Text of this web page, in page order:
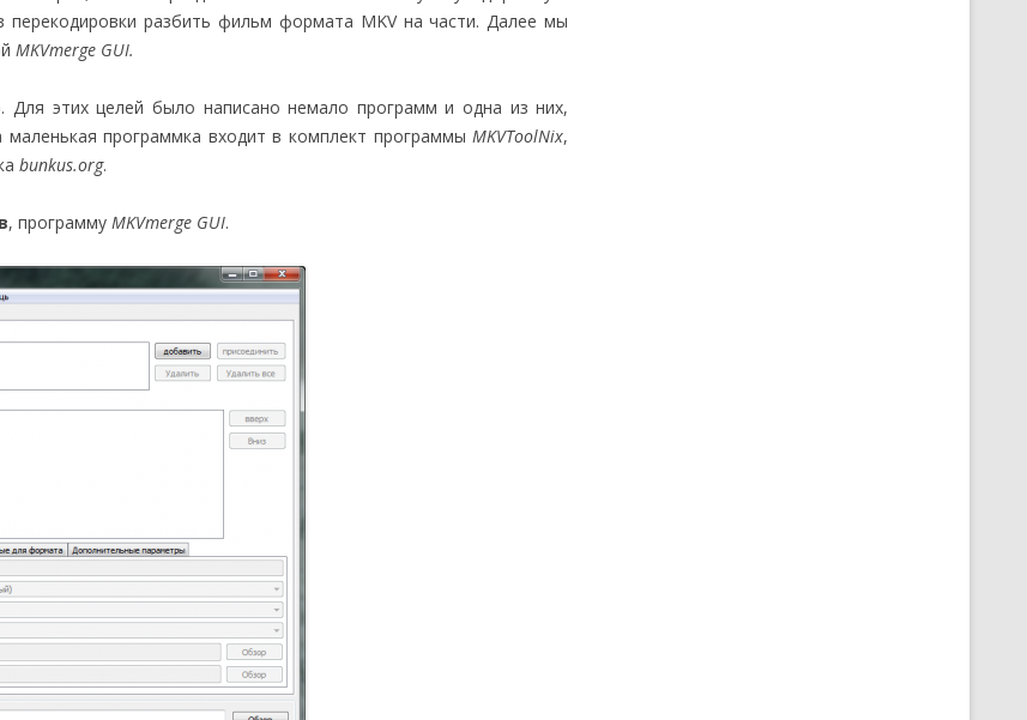
разбить фильм формата MKV на части. Далее мы
MKVmerge GUI.
этих целей было написано немало программ и одна из них,
маленькая программка входит в комплект программыMKVToolNix,
bunkus.org.
, программу MKVmerge GUI.